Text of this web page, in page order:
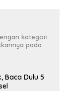
kategori
pada
Baca Dulu 5